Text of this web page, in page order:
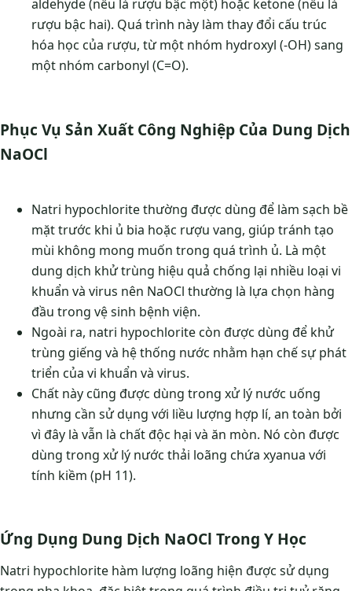
aldehyde (nếu là rượu bậc một) hoặc ketone (nếu là
rượu bậc hai). Quá trình này làm thay đổi cấu trúc
hóa học của rượu, từ một nhóm hydroxyl (-OH) sang
một nhóm carbonyl (C=O).
Phục Vụ Sản Xuất Công Nghiệp Của Dung Dịch
NaOCl
Natri hypochlorite thường được dùng để làm sạch bề
mặt trước khi ủ bia hoặc rượu vang, giúp tránh tạo
mùi không mong muốn trong quá trình ủ. Là một
dung dịch khử trùng hiệu quả chống lại nhiều loại vi
khuẩn và virus nên NaOCl thường là lựa chọn hàng
đầu trong vệ sinh bệnh viện.
Ngoài ra, natri hypochlorite còn được dùng để khử
trùng giếng và hệ thống nước nhằm hạn chế sự phát
triển của vi khuẩn và virus.
Chất này cũng được dùng trong xử lý nước uống
nhưng cần sử dụng với liều lượng hợp lí, an toàn bởi
vì đây là vẫn là chất độc hại và ăn mòn. Nó còn được
dùng trong xử lý nước thải loãng chứa xyanua với
tính kiềm (pH 11).
Ứng Dụng Dung Dịch NaOCl Trong Y Học
Natri hypochlorite hàm lượng loãng hiện được sử dụng